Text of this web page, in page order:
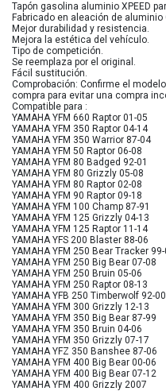
Tapón gasolina aluminio XPEED
Fabricado en aleación de aluminio
Mejor durabilidad y resistencia.
Mejora la estética del vehículo.
Tipo de competición.
Se reemplaza por el original.
Fácil sustitución.
Comprobación: Confirme el
compra para evitar una compra
Compatible para :
YAMAHA YFM 660 Raptor 01-05
YAMAHA YFM 350 Raptor 04-14
YAMAHA YFM 350 Warrior 87-04
YAMAHA YFM 50 Raptor 06-08
YAMAHA YFM 80 Badged 92-01
YAMAHA YFM 80 Grizzly 05-08
YAMAHA YFM 80 Raptor 02-08
YAMAHA YFM 90 Raptor 09-18
YAMAHA YFM 100 Champ 87-91
YAMAHA YFM 125 Grizzly 04-13
YAMAHA YFM 125 Raptor 11-14
YAMAHA YFS 200 Blaster 88-06
YAMAHA YFM 250 Bear Tracker
YAMAHA YFM 250 Big Bear 07-08
YAMAHA YFM 250 Bruin 05-06
YAMAHA YFM 250 Raptor 08-13
YAMAHA YFB 250 Timberwolf 92-00
YAMAHA YFM 300 Grizzly 12-13
YAMAHA YFM 350 Big Bear 87-99
YAMAHA YFM 350 Bruin 04-06
YAMAHA YFM 350 Grizzly 07-17
YAMAHA YFZ 350 Banshee 87-06
YAMAHA YFM 400 Big Bear 00-06
YAMAHA YFM 400 Big Bear 07-12
YAMAHA YFM 400 Grizzly 2007